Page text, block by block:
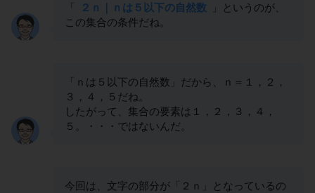
「 ２ｎ｜ｎは５以下の自然数
」というのが、
この集合の条件だね。
「ｎは５以下の自然数」だから、ｎ＝１，２，
３，４，５だね。
したがって、集合の要素は１，２，３，４，
５。・・・ではないんだ。
今回は、文字の部分が「２ｎ」となっているの